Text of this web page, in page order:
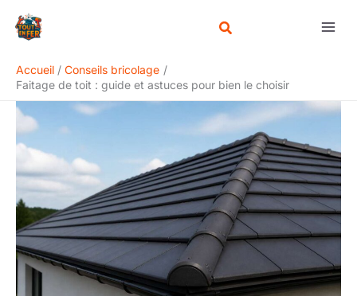
Accueil
Conseils bricolage
Faitage de toit : guide et astuces pour bien le choisir